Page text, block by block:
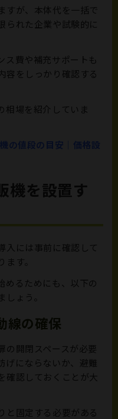
すが、本体代を一括で
られた企業や試験的に
ス費や補充サポートも
容をしっかり確認する
相場を紹介していま
の値段の目安｜価格設
機を設置す
入には事前に確認して
す。
めるためにも、以下の
ょう。
線の確保
の開閉スペースが必要
げにならないか、避難
確認しておくことが大
と固定する必要がある